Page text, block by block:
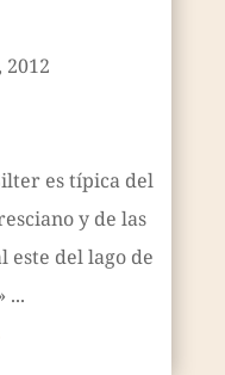
es típica del
y de las
este del lago de
...